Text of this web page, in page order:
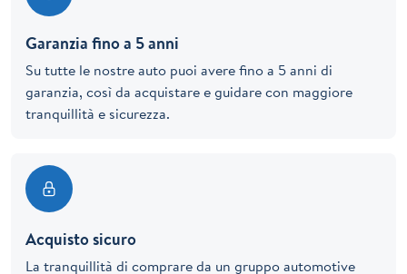
Garanzia fino a 5 anni
Su tutte le nostre auto puoi avere fino a 5 anni di
garanzia, così da acquistare e guidare con maggiore
tranquillità e sicurezza.
Acquisto sicuro
La tranquillità di comprare da un gruppo automotive